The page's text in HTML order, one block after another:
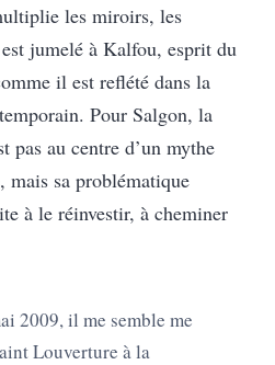
les miroirs, les
jumelé à Kalfou, esprit du
il est reflété dans la
Pour Salgon, la
pas au centre d’un mythe
sa problématique
à le réinvestir, à cheminer
2009, il me semble me
Louverture à la